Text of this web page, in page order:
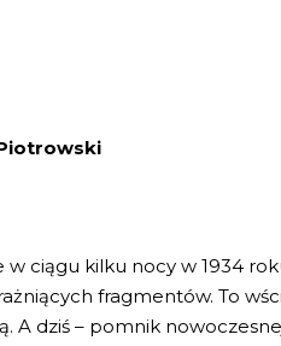
ciągu kilku nocy w 1934
fragmentów. To
A dziś – pomnik